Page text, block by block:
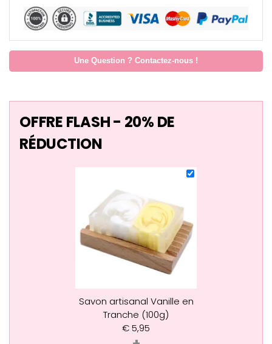
Une Question ? Contactez-nous !
OFFRE FLASH - 20% DE
RÉDUCTION
Savon artisanal Vanille en
Tranche (100g)
€5,95